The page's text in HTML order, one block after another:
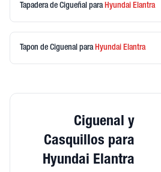
Tapadera de Cigueñal para Hyundai Elantra
Tapon de Ciguenal para Hyundai Elantra
Ciguenal y
Casquillos para
Hyundai Elantra